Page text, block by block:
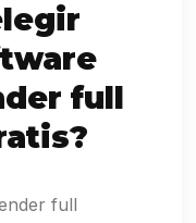
full
full